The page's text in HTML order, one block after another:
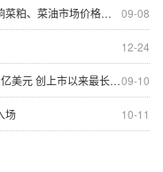
09-08
菜油市场价格波动较大
12-24
09-10
市以来最长单日净流出纪录
10-11
场